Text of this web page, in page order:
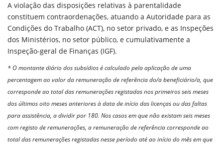
A violação das disposições relativas à parentalidade
constituem contraordenações, atuando a Autoridade para as
Condições do Trabalho (ACT), no setor privado, e as Inspeções
dos Ministérios, no setor público, e cumulativamente a
Inspeção-geral de Finanças (IGF).
* O montante diário dos subsídios é calculado pela aplicação de uma
percentagem ao valor da remuneração de referência do/a beneficiário/a, que
corresponde ao total das remunerações registadas nos primeiros seis meses
dos últimos oito meses anteriores à data de início das licenças ou das faltas
para assistência, a dividir por 180. Nos casos em que não existam seis meses
com registo de remunerações, a remuneração de referência corresponde ao
total das remunerações registadas nesse período até ao início do mês em que